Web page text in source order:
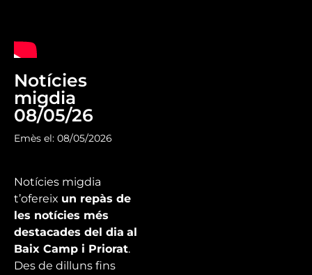
Notícies
migdia
08/05/26
Emès el: 08/05/2026
Notícies migdia
t’ofereix un repàs de
les notícies més
destacades del dia al
Baix Camp i Priorat.
Des de dilluns fins